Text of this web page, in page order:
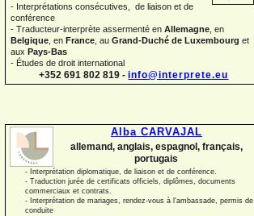
- Interprétations consécutives, de liaison et de
conférence
- Traducteur-interprète assermenté en Allemagne , en
Belgique , en France , au Grand-Duché de Luxembourg et
aux Pays-Bas
- Études de droit international
+352 691 802 819 - info@interprete.eu
Alba CARVAJAL
allemand, anglais, espagnol, français,
portugais
- Interprétation diplomatique, de liaison et de conférence.
- Traduction jurée de certificats officiels, diplômes, documents
commerciaux et contrats.
- Interprétation de mariages, rendez-vous à l'ambassade, permis de
conduite